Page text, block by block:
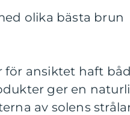
olika bästa brun
för ansiktet haft
ger en
av solens